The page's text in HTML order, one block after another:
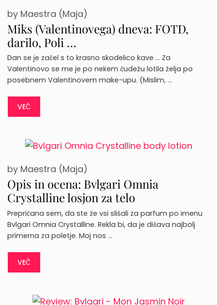
Miks (Valentinovega) dneva: FOTD,
darilo, Poli …
by Maestra (Maja)
Dan se je začel s to krasno skodelico kave … Za
Valentinovo se me je po nekem čudežu lotila želja po
posebnem Valentinovem make-upu. (Mislim, …
VEČ
Opis in ocena: Bvlgari Omnia
Crystalline losjon za telo
by Maestra (Maja)
Prepričana sem, da ste že vsi slišali za parfum po imenu
Bvlgari Omnia Crystalline. Rekla bi, da je dišava najbolj
primerna za poletje. Moj nos …
VEČ